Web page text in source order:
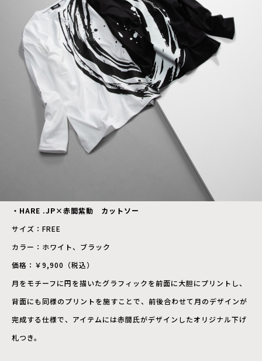
・HARE .JP×赤間紫動 カットソー
サイズ：FREE
カラー：ホワイト、ブラック
価格：￥9,900（税込）
月をモチーフに円を描いたグラフィックを前面に大胆にプリントし、
背面にも同様のプリントを施すことで、前後合わせて月のデザインが
完成する仕様で、アイテムには赤間氏がデザインしたオリジナル下げ
札つき。